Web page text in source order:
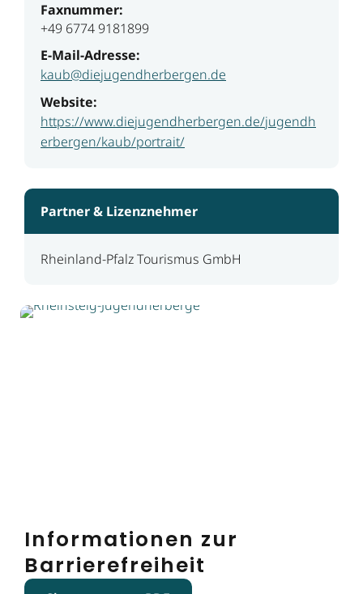
Faxnummer:
+49 6774 9181899
E-Mail-Adresse:
kaub@diejugendherbergen.de
Website:
https://www.diejugendherbergen.de/jugendh
erbergen/kaub/portrait/
Partner & Lizenznehmer
Rheinland-Pfalz Tourismus GmbH
Informationen zur
Barrierefreiheit